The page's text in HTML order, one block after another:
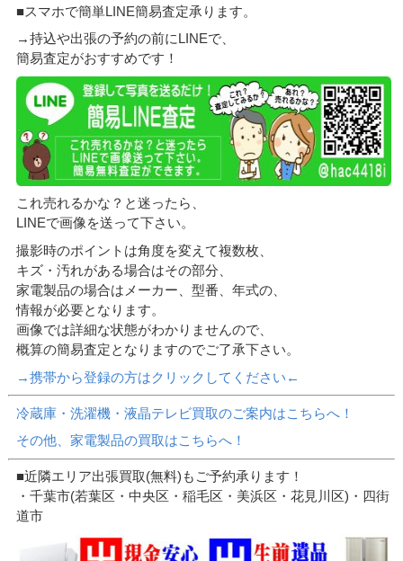
■スマホで簡単LINE簡易査定承ります。
→持込や出張の予約の前にLINEで、
簡易査定がおすすめです！
これ売れるかな？と迷ったら、
LINEで画像を送って下さい。
撮影時のポイントは角度を変えて複数枚、
キズ・汚れがある場合はその部分、
家電製品の場合はメーカー、型番、年式の、
情報が必要となります。
画像では詳細な状態がわかりませんので、
概算の簡易査定となりますのでご了承下さい。
→携帯から登録の方はクリックしてください←
冷蔵庫・洗濯機・液晶テレビ買取のご案内はこちらへ！
その他、家電製品の買取はこちらへ！
■近隣エリア出張買取(無料)もご予約承ります！
・千葉市(若葉区・中央区・稲毛区・美浜区・花見川区)・四街
道市